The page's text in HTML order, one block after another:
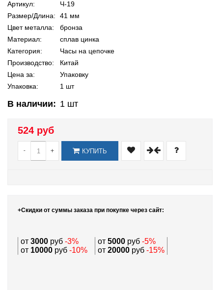
Артикул:
Ч-19
Размер/Длина:
41 мм
Цвет металла:
бронза
Материал:
сплав цинка
Категория:
Часы на цепочке
Производство:
Китай
Цена за:
Упаковку
Упаковка:
1 шт
В наличии: 1 шт
524 руб
- + КУПИТЬ
+Скидки от суммы заказа при покупке через сайт:
от 3000 руб -3% от 5000 руб -5%
от 10000 руб -10% от 20000 руб -15%